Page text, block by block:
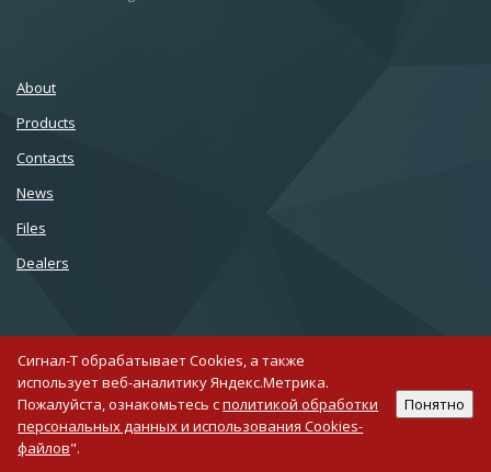
About
Products
Сontacts
News
Files
Dealers
007 812 677 10 75
Creating a site in 1C-Bitrix
Сигнал-Т обрабатывает Cookies, а также
использует веб-аналитику Яндекс.Метрика.
Пожалуйста, ознакомьтесь сполитикой обработки
персональных данных и использования Cookies-
файлов".
Понятно